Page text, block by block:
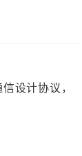
设计协议，